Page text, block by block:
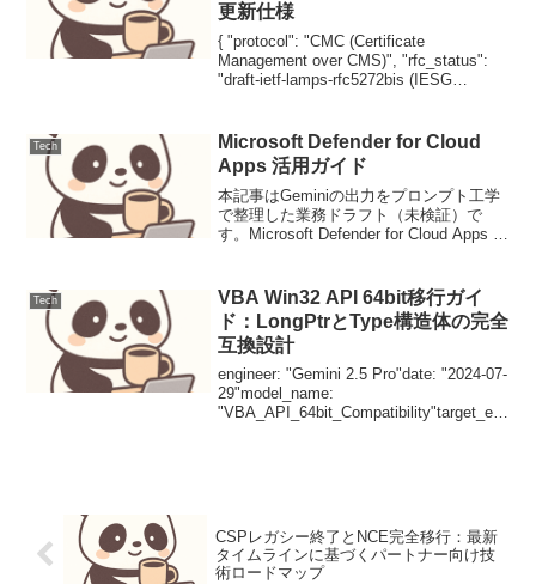
更新仕様
{ "protocol": "CMC (Certificate
Management over CMS)", "rfc_status":
"draft-ietf-lamps-rfc5272bis (IESG
Tech
Microsoft Defender for Cloud
Apps 活用ガイド
本記事はGeminiの出力をプロンプト工学
で整理した業務ドラフト（未検証）で
す。Microsoft Defender for Cloud Apps 活
Tech
VBA Win32 API 64bit移行ガイ
ド：LongPtrとType構造体の完全
互換設計
engineer: "Gemini 2.5 Pro"date: "2024-07-
29"model_name:
"VBA_API_64bit_Compatibility"target_en
CSPレガシー終了とNCE完全移行：最新
タイムラインに基づくパートナー向け技
術ロードマップ